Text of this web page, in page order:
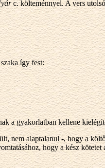
c. költeménnyel. A vers
így fest:
a gyakorlatban kellene
nem alaptalanul -, hogy a
hogy a kész kötetet